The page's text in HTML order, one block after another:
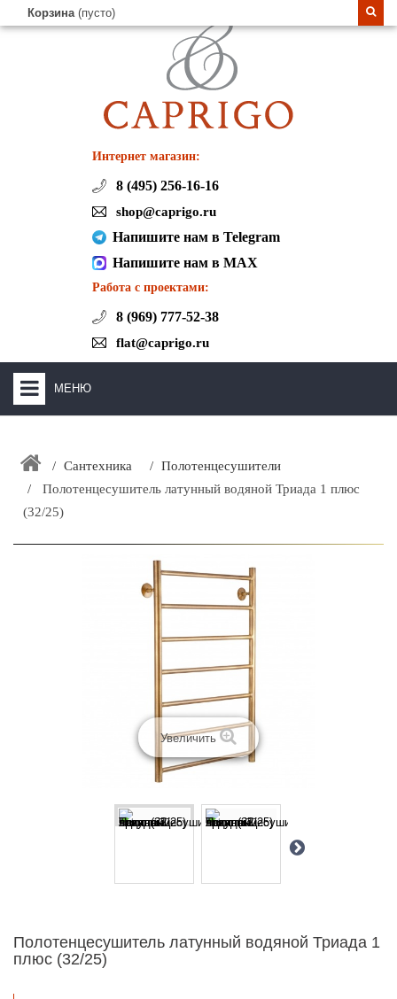
Корзина (пусто)
Интернет магазин:
8 (495) 256-16-16
shop@caprigo.ru
Напишите нам в Telegram
Напишите нам в MAX
Работа с проектами:
8 (969) 777-52-38
flat@caprigo.ru
МЕНЮ
ЗАКАЗАТЬ РАСЧЕТ КУХНИ CAPRIGO
+
Сантехника
Полотенцесушители
Полотенцесушитель латунный водяной Триада 1 плюс
(32/25)
Увеличить
Полотенцесушитель латунный водяной Триада 1
плюс (32/25)